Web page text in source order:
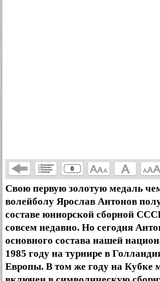
0
Свою первую золотую медаль
волейболу Ярослав Антонов
составе юниорской сборной
совсем недавно. Но сегодня
основного состава нашей
1985 году на турнире в
Европы. В том же году на Кубке